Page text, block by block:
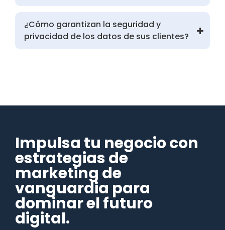
¿Cómo garantizan la seguridad y
privacidad de los datos de sus clientes?
Impulsa tu negocio con
estrategias de
marketing de
vanguardia para
dominar el futuro
digital.